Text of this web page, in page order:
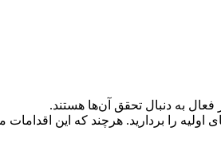
به دنبال تحقق آن‌ها هستند.
را بردارید. هرچند که این اقدامات